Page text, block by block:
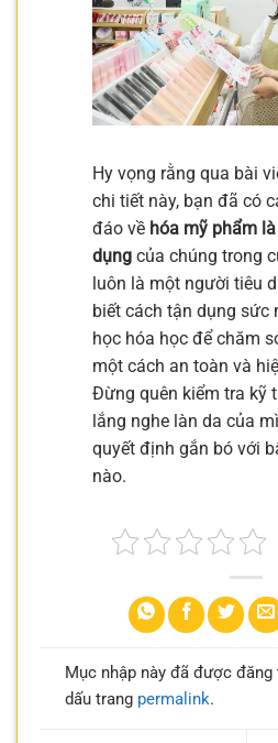
Hy vọng rằng qua bài
chi tiết này, bạn đã có
đáo về hóa mỹ phẩm
dụng của chúng trong
luôn là một người tiêu
biết cách tận dụng sức
học hóa học để chăm
một cách an toàn và
Đừng quên kiểm tra kỹ
lắng nghe làn da của
quyết định gắn bó với
nào.
Mục nhập này đã được đăng
dấu trang permalink.